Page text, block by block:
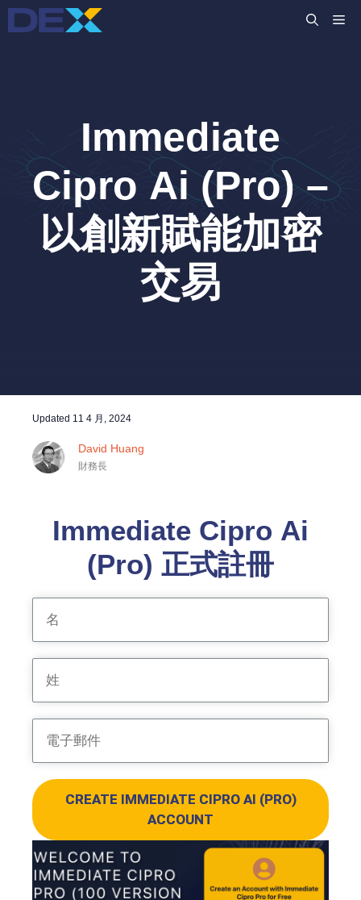
跳
至
Immediate
Cipro Ai (Pro) –
以創新賦能加密
交易
Updated 11 4 月, 2024
David Huang
財務長
Immediate Cipro Ai
(Pro) 正式註冊
CREATE IMMEDIATE CIPRO AI (PRO)
ACCOUNT